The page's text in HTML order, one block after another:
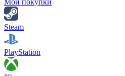
Мои покупки
Steam
PlayStation